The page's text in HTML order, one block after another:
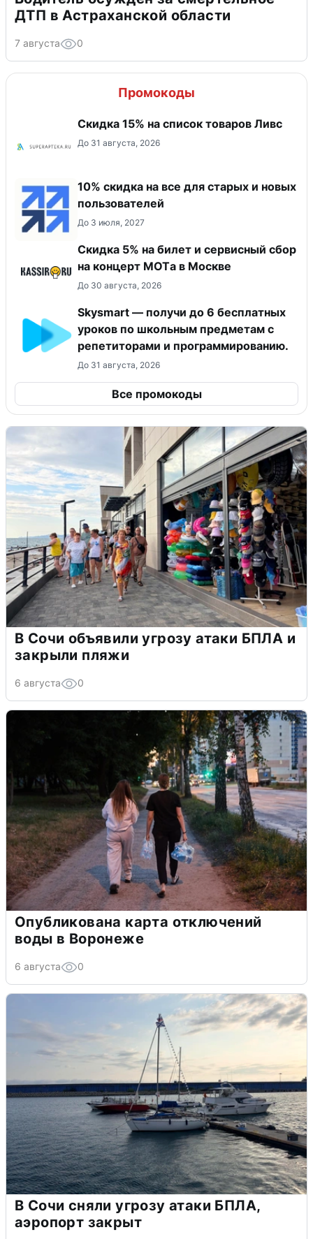
ДТП в Астраханской области
7 августа 0
Промокоды
Скидка 15% на список товаров Ливс
До 31 августа, 2026
10% скидка на все для старых и новых
пользователей
До 3 июля, 2027
Скидка 5% на билет и сервисный сбор
на концерт MOTа в Москве
До 30 августа, 2026
Skysmart — получи до 6 бесплатных
уроков по школьным предметам с
репетиторами и программированию.
До 31 августа, 2026
Все промокоды
В Сочи объявили угрозу атаки БПЛА и
закрыли пляжи
6 августа 0
Опубликована карта отключений
воды в Воронеже
6 августа 0
В Сочи сняли угрозу атаки БПЛА,
аэропорт закрыт